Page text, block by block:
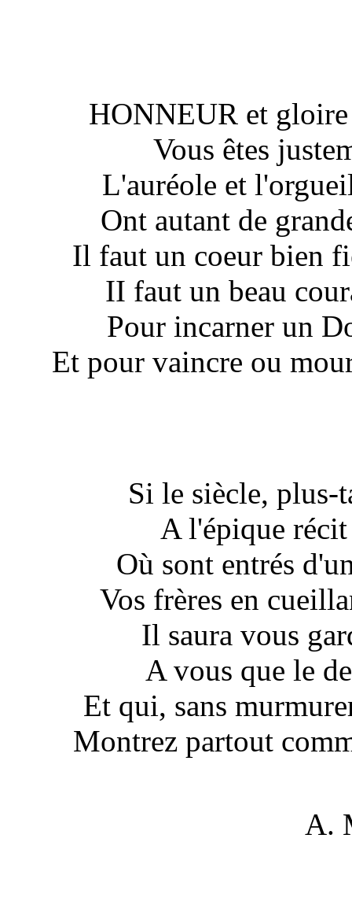
HONNEUR et
Vous êtes
L'auréole et
Ont autant de
Il faut un coeur bien
II faut un beau
Pour incarner un
Et pour vaincre ou
Si le siècle, plus-
A l'épique récit
Où sont entrés
Vos frères en
Il saura vous
A vous que le
Et qui, sans
Montrez partout
A.